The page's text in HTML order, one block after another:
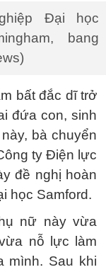
Đại học
bang
bất đắc dĩ trở
đứa con, sinh
bà chuyển
ty Điện lực
đề nghị hoàn
học Samford.
nữ này vừa
nỗ lực làm
mình. Sau khi